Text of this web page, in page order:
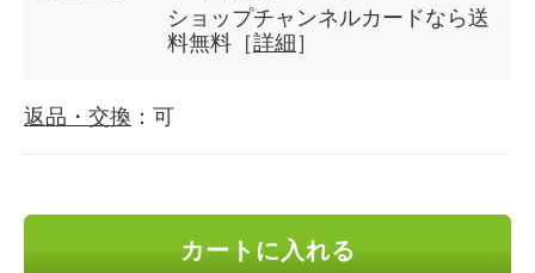
ショップチャンネルカードなら送
料無料［詳細 ］
返品・交換 ：可
カートに入れる